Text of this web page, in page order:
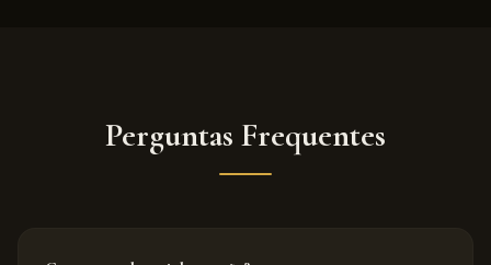
Perguntas Frequentes